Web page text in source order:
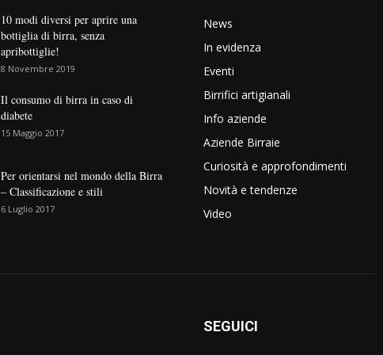
10 modi diversi per aprire una
bottiglia di birra, senza
apribottiglie!
8 Novembre 2019
Il consumo di birra in caso di
diabete
15 Maggio 2017
Per orientarsi nel mondo della Birra
– Classificazione e stili
6 Luglio 2017
News
In evidenza
Eventi
Birrifici artigianali
Info aziende
Aziende Birraie
Curiosità e approfondimenti
Novità e tendenze
Video
SEGUICI